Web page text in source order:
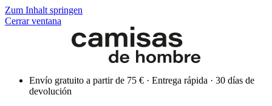
Zum Inhalt springen
Cerrar ventana
Envío gratuito a partir de 75 € · Entrega rápida · 30 días de
devolución